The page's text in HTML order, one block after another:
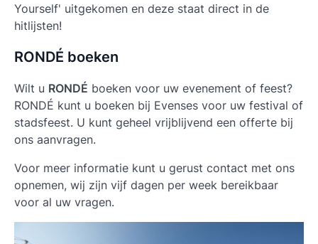
Yourself' uitgekomen en deze staat direct in de
hitlijsten!
RONDÉ boeken
Wilt u RONDÉ boeken voor uw evenement of feest?
RONDÉ kunt u boeken bij Evenses voor uw festival of
stadsfeest. U kunt geheel vrijblijvend een offerte bij
ons aanvragen.
Voor meer informatie kunt u gerust contact met ons
opnemen, wij zijn vijf dagen per week bereikbaar
voor al uw vragen.